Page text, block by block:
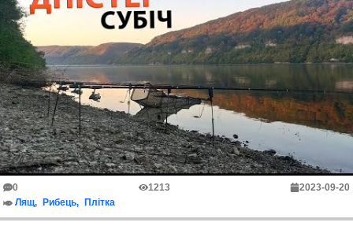
0 1213
2023-09-20
Лящ
Рибець Плітка